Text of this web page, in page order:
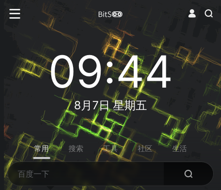
09:44
8月7日 星期五
常用 搜索 工具 社区 生活